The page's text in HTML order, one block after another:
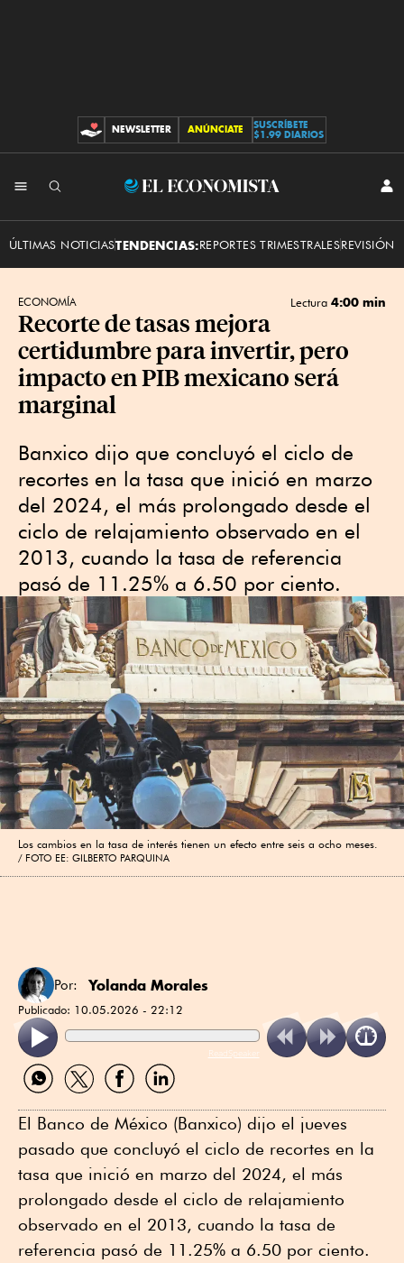
CONTRIBUCIONES
NEWSLETTER ANÚNCIATE
SUSCRÍBETE
$1.99 DIARIOS
El
ÚLTIMAS NOTICIASTENDENCIAS:REPORTES TRIMESTRALESREVISIÓN
ECONOMÍA Lectura 4:00 min
Recorte de tasas mejora
certidumbre para invertir, pero
impacto en PIB mexicano será
marginal
Banxico dijo que concluyó el ciclo de
recortes en la tasa que inició en marzo
del 2024, el más prolongado desde el
ciclo de relajamiento observado en el
2013, cuando la tasa de referencia
pasó de 11.25% a 6.50 por ciento.
Los cambios en la tasa de interés tienen un efecto entre seis a ocho meses.
FOTO EE: GILBERTO PARQUINA
Por: Yolanda Morales
Publicado: 10.05.2026 - 22:12
ReadSpeaker
Compartir
por
Compartir
por
Compartir
por
Compartir
por
El Banco de México (Banxico) dijo el jueves
pasado que concluyó el ciclo de recortes en la
tasa que inició en marzo del 2024, el más
prolongado desde el ciclo de relajamiento
observado en el 2013, cuando la tasa de
referencia pasó de 11.25% a 6.50 por ciento.